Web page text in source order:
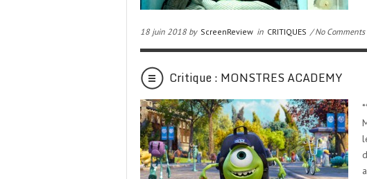
18 juin 2018 by ScreenReview in CRITIQUES / No Comments
Critique : MONSTRES ACADEMY